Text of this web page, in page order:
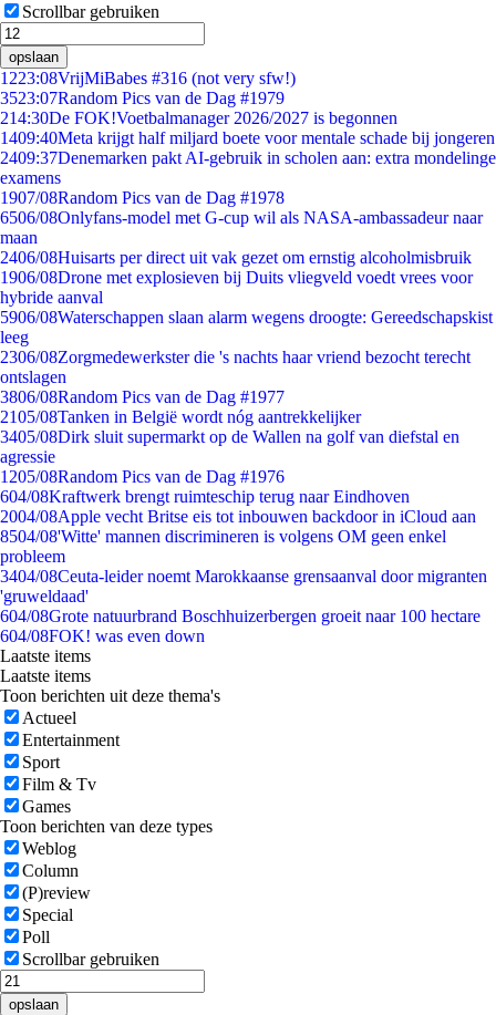
Scrollbar gebruiken
opslaan
1223:08VrijMiBabes #316 (not very sfw!)
3523:07Random Pics van de Dag #1979
214:30De FOK!Voetbalmanager 2026/2027 is begonnen
1409:40Meta krijgt half miljard boete voor mentale schade bij jongeren
2409:37Denemarken pakt AI-gebruik in scholen aan: extra mondelinge
examens
1907/08Random Pics van de Dag #1978
6506/08Onlyfans-model met G-cup wil als NASA-ambassadeur naar
maan
2406/08Huisarts per direct uit vak gezet om ernstig alcoholmisbruik
1906/08Drone met explosieven bij Duits vliegveld voedt vrees voor
hybride aanval
5906/08Waterschappen slaan alarm wegens droogte: Gereedschapskist
leeg
2306/08Zorgmedewerkster die 's nachts haar vriend bezocht terecht
ontslagen
3806/08Random Pics van de Dag #1977
2105/08Tanken in België wordt nóg aantrekkelijker
3405/08Dirk sluit supermarkt op de Wallen na golf van diefstal en
agressie
1205/08Random Pics van de Dag #1976
604/08Kraftwerk brengt ruimteschip terug naar Eindhoven
2004/08Apple vecht Britse eis tot inbouwen backdoor in iCloud aan
8504/08'Witte' mannen discrimineren is volgens OM geen enkel
probleem
3404/08Ceuta-leider noemt Marokkaanse grensaanval door migranten
'gruweldaad'
604/08Grote natuurbrand Boschhuizerbergen groeit naar 100 hectare
604/08FOK! was even down
Laatste items
Laatste items
Toon berichten uit deze thema's
Actueel
Entertainment
Sport
Film & Tv
Games
Toon berichten van deze types
Weblog
Column
(P)review
Special
Poll
Scrollbar gebruiken
opslaan